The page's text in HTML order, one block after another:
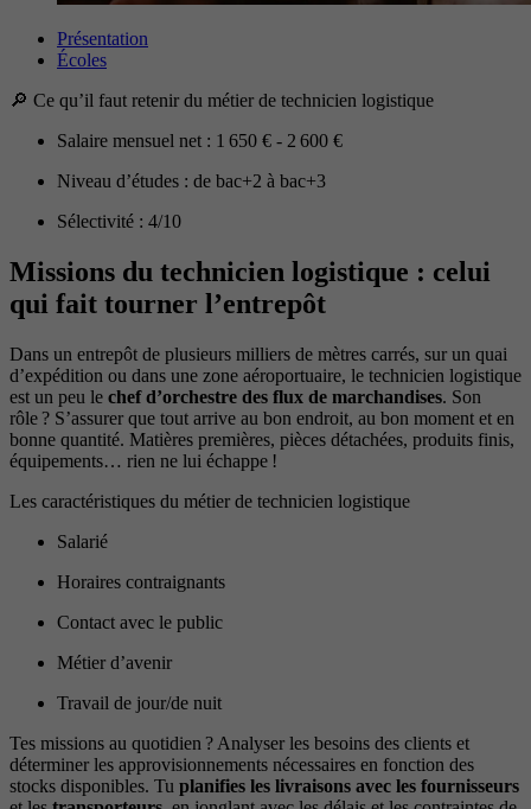
Présentation
Écoles
🔎 Ce qu’il faut retenir du métier de technicien logistique
Salaire mensuel net : 1 650 € - 2 600 €
Niveau d’études : de bac+2 à bac+3
Sélectivité : 4/10
Missions du technicien logistique : celui
qui fait tourner l’entrepôt
Dans un entrepôt de plusieurs milliers de mètres carrés, sur un quai
d’expédition ou dans une zone aéroportuaire, le technicien logistique
est un peu le chef d’orchestre des flux de marchandises. Son
rôle ? S’assurer que tout arrive au bon endroit, au bon moment et en
bonne quantité. Matières premières, pièces détachées, produits finis,
équipements… rien ne lui échappe !
Les caractéristiques du métier de technicien logistique
Salarié
Horaires contraignants
Contact avec le public
Métier d’avenir
Travail de jour/de nuit
Tes missions au quotidien ? Analyser les besoins des clients et
déterminer les approvisionnements nécessaires en fonction des
stocks disponibles. Tu planifies les livraisons avec les fournisseurs